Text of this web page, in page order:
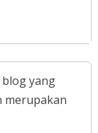
yang
merupakan